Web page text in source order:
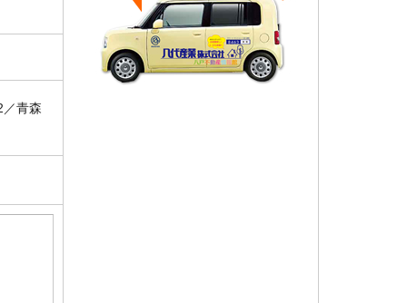
青森